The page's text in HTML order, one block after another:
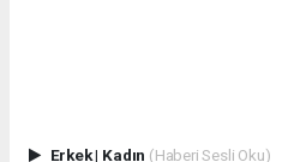
Erkek| Kadın (Haberi Sesli Oku)